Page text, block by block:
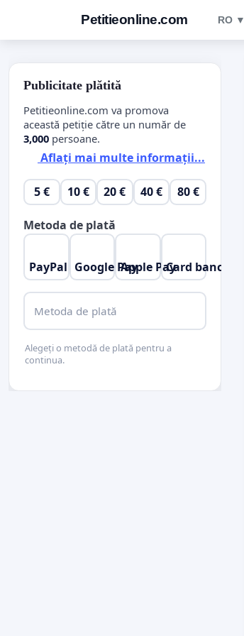
Petitieonline.com RO ▼
Publicitate plătită
Petitieonline.com va promova
această petiție către un număr de
3,000 persoane.
Aflați mai multe informații...
5 € 10 € 20 € 40 € 80 €
Metoda de plată
PayPal Google PayApple PayCard bancar
Metoda de plată
Alegeți o metodă de plată pentru a
continua.